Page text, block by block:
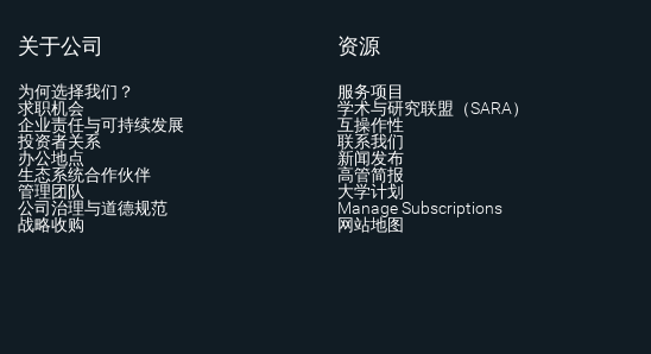
关于公司
为何选择我们？
求职机会
企业责任与可持续发展
投资者关系
办公地点
生态系统合作伙伴
管理团队
公司治理与道德规范
战略收购
资源
服务项目
学术与研究联盟（SARA）
互操作性
联系我们
新闻发布
高管简报
大学计划
Manage Subscriptions
网站地图